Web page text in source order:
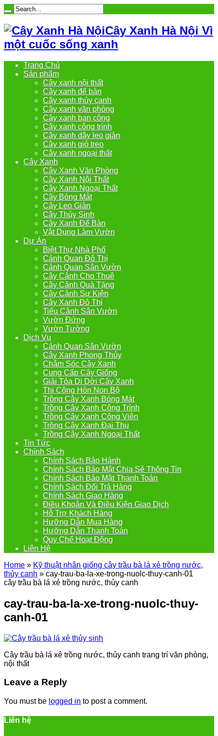
Cây Xanh Hà Nội Vì
một cuốc sống xanh
Trang Chủ
Sản phẩm
Cây xanh nội thất
Cây xanh để bàn
Cây xanh thủy canh
Cây xanh văn phòng
Cây xanh ban công
Cây xanh công trình
Cây xanh dây leo giàn
Cây xanh giỏ treo
Cây xanh ngoại thất
Cây Xanh
Cây Xanh Văn Phòng
Cây Xanh Nội Thất
Cây Xanh Ngoại Thất
Cây Bóng Mát
Cây Leo Giàn
Cây Thủy Sinh
Cây Xanh Để Bàn
Vật Dụng Làm Vườn
Dự Án
Biệt Thự Nhà Phố
Cảnh Quan Đô Thị
Cảnh Quan Sân Vườn
Cây Cảnh Cho Thuê
Cây Cảnh Quà Tặng
Cây Cảnh Sự Kiện
Cây Xanh Đô Thị
Tiểu Cảnh Sân Vườn
Vườn Đứng
Vườn Tường
Dịch Vụ
Cảnh Quan Sân Vườn
Cây Xanh Phong Thủy
Chắm Sóc Cây Xanh
Cung Cấp Cây Giống
Giải Tỏa Di Dời Cây Xanh
Thi Công Hòn Non Bộ
Trồng Cây Xanh Bóng Mát
Trồng Cây Xanh Công Trình
Trồng Cây Xanh Công Viên
Trồng Cây Xanh Đại Thụ
Trồng Cây Xanh Ngoại Thất
Tin Tức
Chính Sách
Chính Sách Bảo Hành
Chính Sách Bảo Mật Chia Sẻ Thông Tin
Chính Sách Bảo Mật Thanh Toán
Chính Sách Đổi Trả Hàng
Chính Sách Giao Hàng
Điều Khoản Và Điều Kiện Giao Dịch
Hỗ Trợ Khách Hàng
Hưỡng Dẫn Mua Hàng
Hưỡng Dẫn Thanh Toán
Quy Chế Hoạt Động
Liên Hệ
Home » Kỹ thuật nhân giống cây trầu bà lá xẻ trồng nước,
thủy canh » cay-trau-ba-la-xe-trong-nuolc-thuy-canh-01
cây trầu bà lá xẻ trồng nước, thủy canh
cay-trau-ba-la-xe-trong-nuolc-thuy-
canh-01
Cây trầu bà lá xẻ trồng nước, thủy canh trang trí văn phòng,
nội thất
Leave a Reply
You must be logged in to post a comment.
Liên hệ